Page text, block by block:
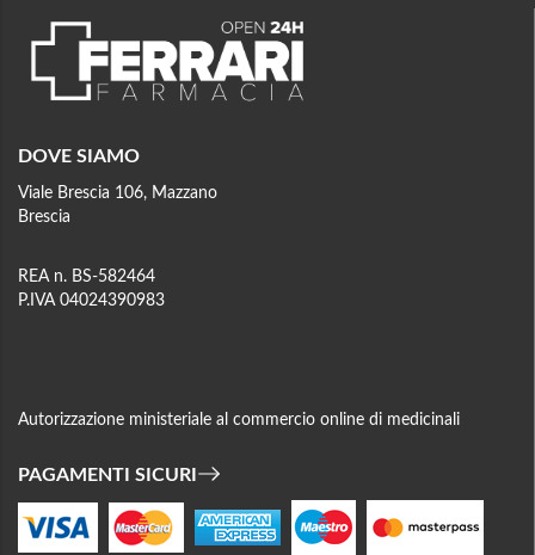
DOVE SIAMO
Viale Brescia 106, Mazzano
Brescia
REA n. BS-582464
P.IVA 04024390983
Autorizzazione ministeriale al commercio online di medicinali
PAGAMENTI SICURI